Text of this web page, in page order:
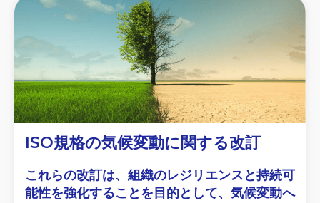
ISO規格の気候変動に関する改訂
これらの改訂は、組織のレジリエンスと持続可
能性を強化することを目的として、気候変動へ